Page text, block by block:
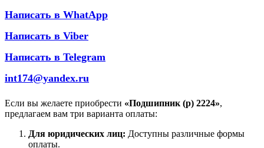
Написать в WhatApp
Написать в Viber
Написать в Telegram
int174@yandex.ru
Если вы желаете приобрести «Подшипник (р) 2224»,
предлагаем вам три варианта оплаты:
Для юридических лиц: Доступны различные формы
оплаты.